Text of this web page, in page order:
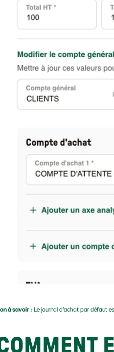
à savoir : Le journal d’achat par défaut